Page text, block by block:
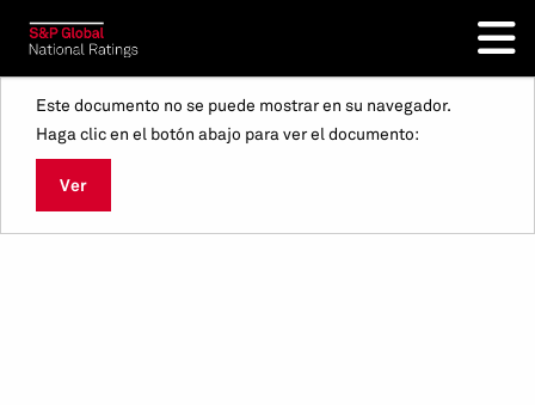
Este documento no se puede mostrar en su navegador.
Haga clic en el botón abajo para ver el documento:
Ver